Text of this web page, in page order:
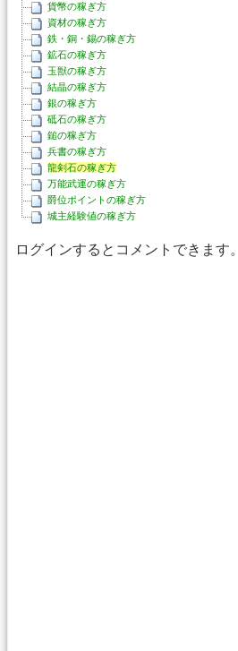
貨幣の稼ぎ方
資材の稼ぎ方
鉄・銅・錫の稼ぎ方
鉱石の稼ぎ方
玉獣の稼ぎ方
結晶の稼ぎ方
銀の稼ぎ方
砥石の稼ぎ方
鎚の稼ぎ方
兵書の稼ぎ方
龍剣石の稼ぎ方
万能武運の稼ぎ方
爵位ポイントの稼ぎ方
城主経験値の稼ぎ方
ログインするとコメントできます。